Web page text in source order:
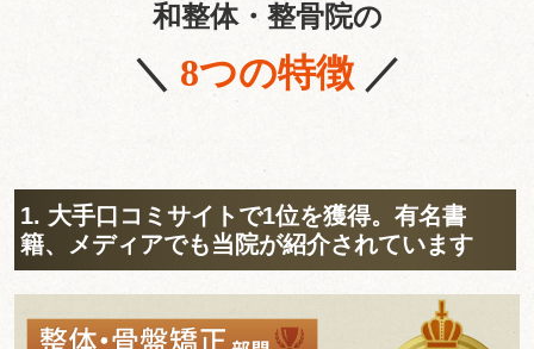
和整体・整骨院の
＼ 8つの特徴 ／
1. 大手口コミサイトで1位を獲得。有名書
籍、メディアでも当院が紹介されています